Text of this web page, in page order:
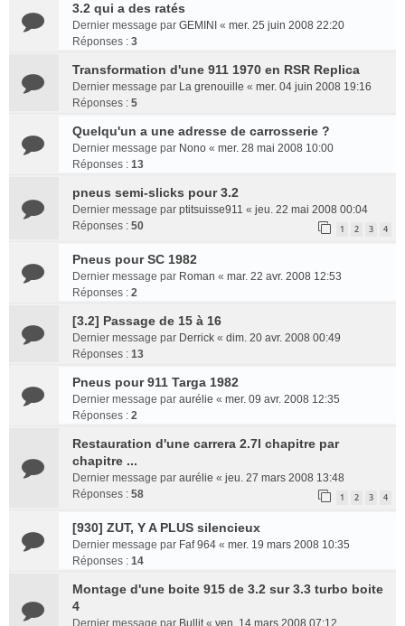
3.2 qui a des ratés
Dernier message par GEMINI « mer. 25 juin 2008 22:20
Réponses : 3
Transformation d'une 911 1970 en RSR Replica
Dernier message par La grenouille « mer. 04 juin 2008 19:16
Réponses : 5
Quelqu'un a une adresse de carrosserie ?
Dernier message par Nono « mer. 28 mai 2008 10:00
Réponses : 13
pneus semi-slicks pour 3.2
Dernier message par ptitsuisse911 « jeu. 22 mai 2008 00:04
Réponses : 50 1 2 3 4
Pneus pour SC 1982
Dernier message par Roman « mar. 22 avr. 2008 12:53
Réponses : 2
[3.2] Passage de 15 à 16
Dernier message par Derrick « dim. 20 avr. 2008 00:49
Réponses : 13
Pneus pour 911 Targa 1982
Dernier message par aurélie « mer. 09 avr. 2008 12:35
Réponses : 2
Restauration d'une carrera 2.7l chapitre par
chapitre ...
Dernier message par aurélie « jeu. 27 mars 2008 13:48
Réponses : 58 1 2 3 4
[930] ZUT, Y A PLUS silencieux
Dernier message par Faf 964 « mer. 19 mars 2008 10:35
Réponses : 14
Montage d'une boite 915 de 3.2 sur 3.3 turbo boite
4
Dernier message par Bullit « ven. 14 mars 2008 07:12